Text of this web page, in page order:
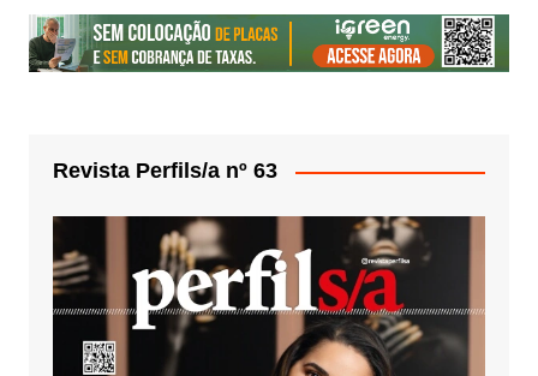
Revista Perfils/a nº 63